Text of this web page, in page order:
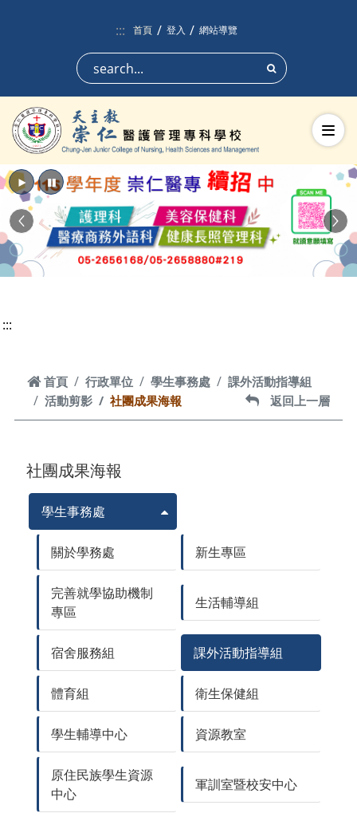
:::
首頁 登入 網站導覽
搜尋
切換
Previous
播放 暫停
:::
首頁
首頁 行政單位 學生事務處
課外活動指導組
活動剪影
社團成果海報 返回上一層
返回上一層
社團成果海報
學生事務處
關於學務處 新生專區
完善就學協助機制
專區
生活輔導組
宿舍服務組 課外活動指導組
體育組 衛生保健組
學生輔導中心 資源教室
原住民族學生資源
中心
軍訓室暨校安中心